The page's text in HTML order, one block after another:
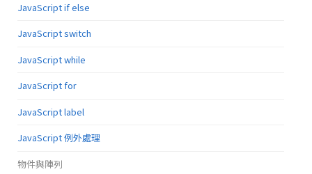
JavaScript if else
JavaScript switch
JavaScript while
JavaScript for
JavaScript label
JavaScript 例外處理
物件與陣列